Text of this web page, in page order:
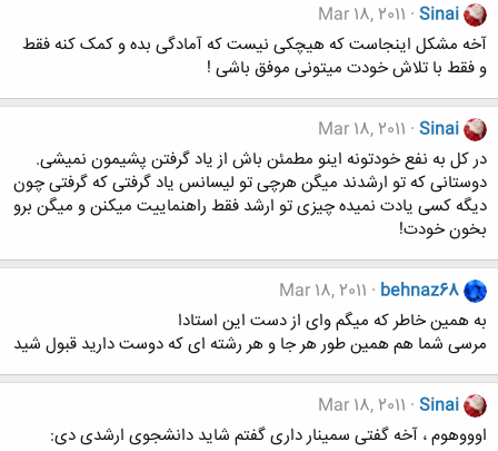
Sinai
Mar 18, 2011
آخه مشکل اینجاست که هیچکی نیست که آمادگی بده و کمک کنه فقط
و فقط با تلاش خودت میتونی موفق باشی !
Sinai
Mar 18, 2011
در کل به نفع خودتونه اینو مطمئن باش از یاد گرفتن پشیمون نمیشی.
دوستانی که تو ارشدند میگن هرچی تو لیسانس یاد گرفتی که گرفتی چون
دیگه کسی یادت نمیده چیزی تو ارشد فقط راهنماییت میکنن و میگن برو
بخون خودت!
behnaz68
Mar 18, 2011
به همین خاطر که میگم وای از دست این استادا
مرسی شما هم همین طور هر جا و هر رشته ای که دوست دارید قبول شید
Sinai
Mar 18, 2011
اوووهوم ، آخه گفتی سمینار داری گفتم شاید دانشجوی ارشدی دی: